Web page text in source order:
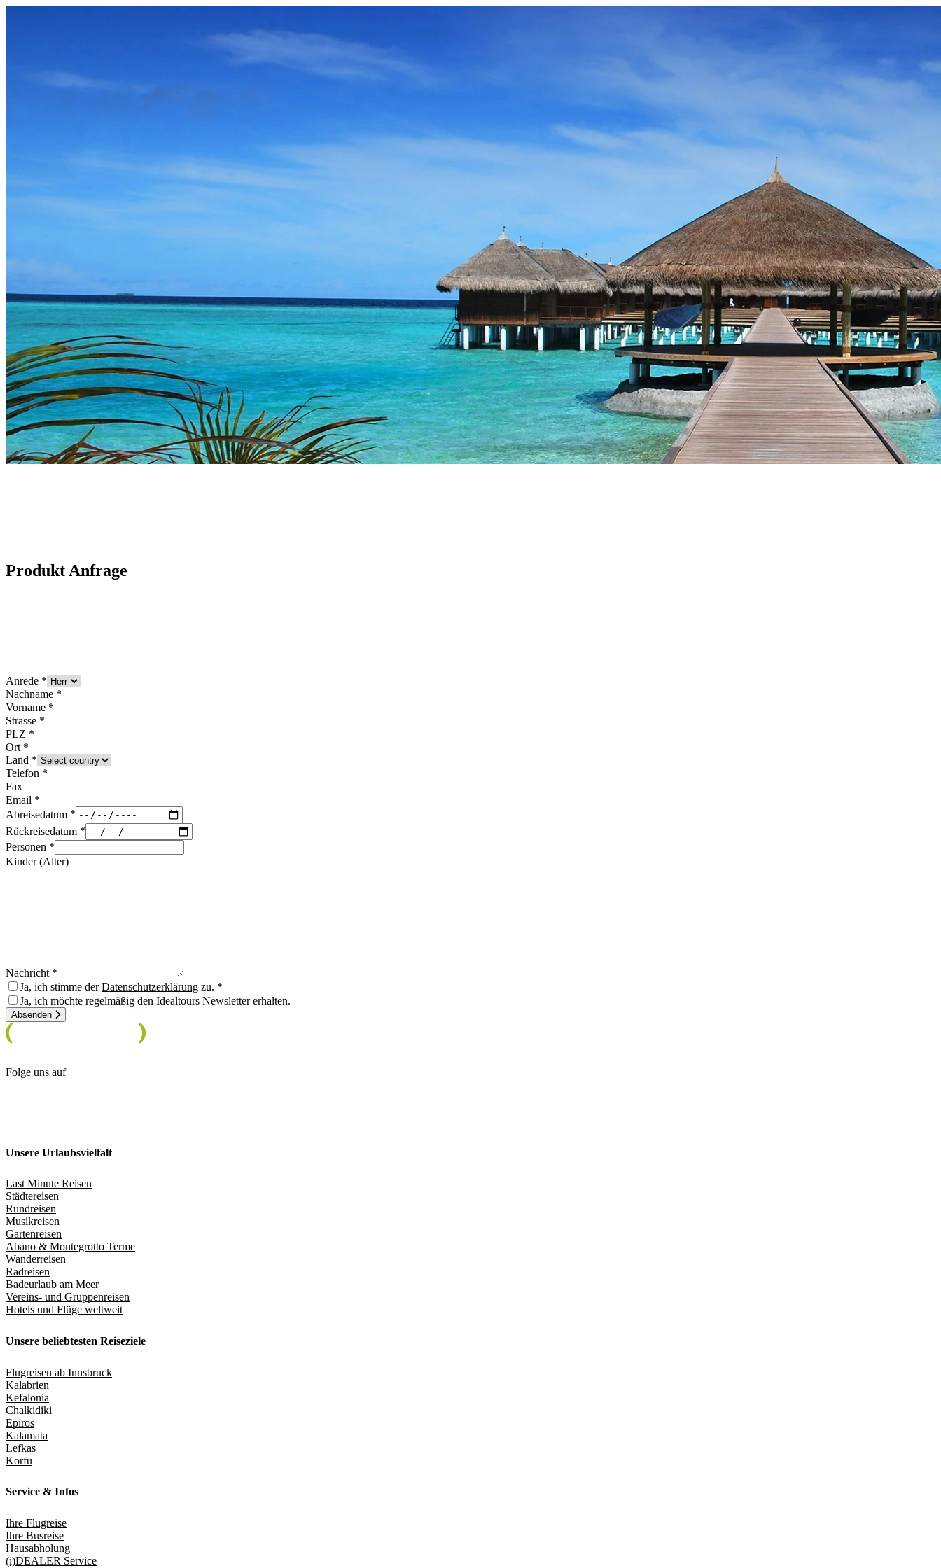
Produkt Anfrage
Anrede
Nachname
Vorname
Strasse
PLZ
Ort
Land
Telefon
Fax
Email
Abreisedatum
Rückreisedatum
Personen
Kinder (Alter)
Nachricht
Ja, ich stimme derDatenschutzerklärung zu.
Ja, ich möchte regelmäßig den Idealtours Newsletter erhalten.
Absenden
Folge uns auf
Unsere Urlaubsvielfalt
Last Minute Reisen
Städtereisen
Rundreisen
Musikreisen
Gartenreisen
Abano & Montegrotto Terme
Wanderreisen
Radreisen
Badeurlaub am Meer
Vereins- und Gruppenreisen
Hotels und Flüge weltweit
Unsere beliebtesten Reiseziele
Flugreisen ab Innsbruck
Kalabrien
Kefalonia
Chalkidiki
Epiros
Kalamata
Lefkas
Korfu
Service & Infos
Ihre Flugreise
Ihre Busreise
Hausabholung
(i)DEALER Service